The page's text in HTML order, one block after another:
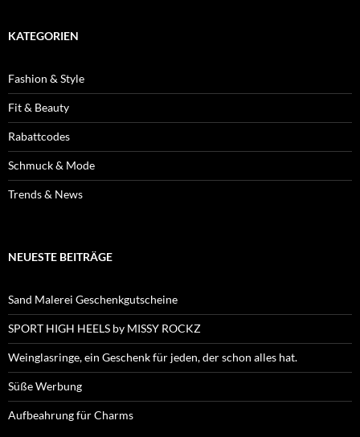
KATEGORIEN
Fashion & Style
Fit & Beauty
Rabattcodes
Schmuck & Mode
Trends & News
NEUESTE BEITRÄGE
Sand Malerei Geschenkgutscheine
SPORT HIGH HEELS by MISSY ROCKZ
Weinglasringe, ein Geschenk für jeden, der schon alles hat.
Süße Werbung
Aufbeahrung für Charms